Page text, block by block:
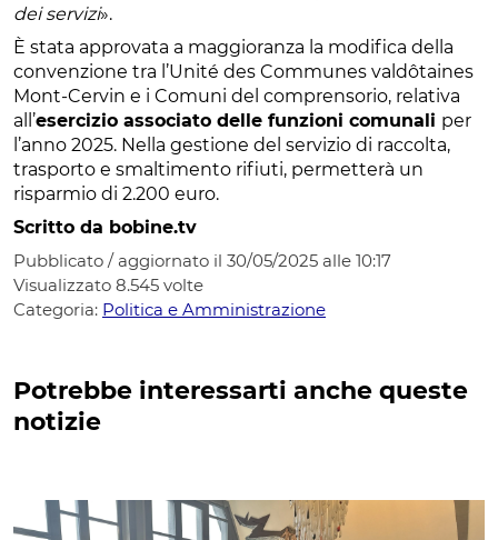
dei servizi».
È stata approvata a maggioranza la modifica della
convenzione tra l’Unité des Communes valdôtaines
Mont-Cervin e i Comuni del comprensorio, relativa
all’esercizio associato delle funzioni comunali per
l’anno 2025. Nella gestione del servizio di raccolta,
trasporto e smaltimento rifiuti, permetterà un
risparmio di 2.200 euro.
Scritto da bobine.tv
Pubblicato / aggiornato il 30/05/2025 alle 10:17
Visualizzato 8.545 volte
Categoria: Politica e Amministrazione
Potrebbe interessarti anche queste
notizie